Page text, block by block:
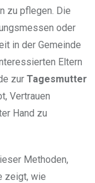
zu pflegen. Die
oder
in der Gemeinde
Eltern
zur Tagesmutter
Vertrauen
Hand zu
Methoden,
zeigt, wie